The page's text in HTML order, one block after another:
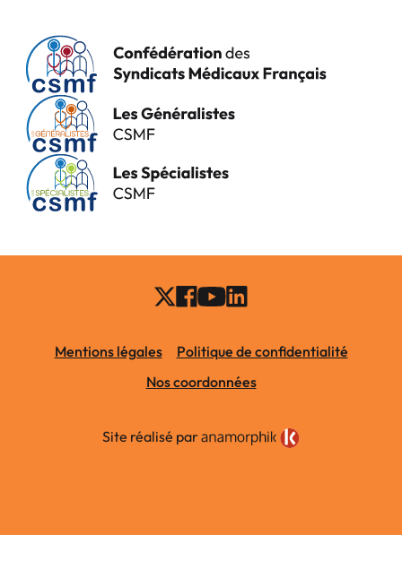
Mentions légales
Politique de confidentialité
Nos coordonnées
Site réalisé par